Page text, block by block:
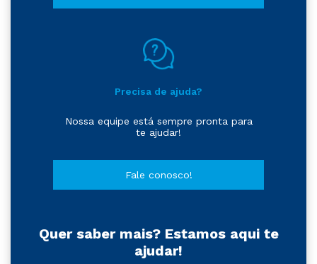
Precisa de ajuda?
Nossa equipe está sempre pronta para
te ajudar!
Fale conosco!
Quer saber mais? Estamos aqui te
ajudar!